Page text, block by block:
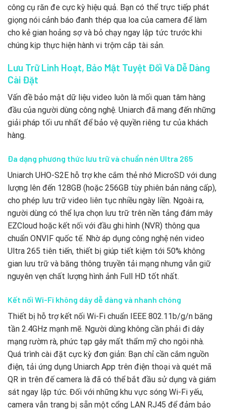
công cụ răn đe cực kỳ hiệu quả. Bạn có thể trực tiếp phát
giọng nói cảnh báo đanh thép qua loa của camera để làm
cho kẻ gian hoảng sợ và bỏ chạy ngay lập tức trước khi
chúng kịp thực hiện hành vi trộm cắp tài sản.
Lưu Trữ Linh Hoạt, Bảo Mật Tuyệt Đối Và Dễ Dàng
Cài Đặt
Vấn đề bảo mật dữ liệu video luôn là mối quan tâm hàng
đầu của người dùng công nghệ. Uniarch đã mang đến những
giải pháp tối ưu nhất để bảo vệ quyền riêng tư của khách
hàng.
Đa dạng phương thức lưu trữ và chuẩn nén Ultra 265
Uniarch UHO-S2E hỗ trợ khe cắm thẻ nhớ MicroSD với dung
lượng lên đến 128GB (hoặc 256GB tùy phiên bản nâng cấp),
cho phép lưu trữ video liên tục nhiều ngày liền. Ngoài ra,
người dùng có thể lựa chọn lưu trữ trên nền tảng đám mây
EZCloud hoặc kết nối với đầu ghi hình (NVR) thông qua
chuẩn ONVIF quốc tế. Nhờ áp dụng công nghệ nén video
Ultra 265 tiên tiến, thiết bị giúp tiết kiệm tới 50% không
gian lưu trữ và băng thông truyền tải mạng nhưng vẫn giữ
nguyên vẹn chất lượng hình ảnh Full HD tốt nhất.
Kết nối Wi-Fi không dây dễ dàng và nhanh chóng
Thiết bị hỗ trợ kết nối Wi-Fi chuẩn IEEE 802.11b/g/n băng
tần 2.4GHz mạnh mẽ. Người dùng không cần phải đi dây
mạng rườm rà, phức tạp gây mất thẩm mỹ cho ngôi nhà.
Quá trình cài đặt cực kỳ đơn giản: Bạn chỉ cần cắm nguồn
điện, tải ứng dụng Uniarch App trên điện thoại và quét mã
QR in trên đế camera là đã có thể bắt đầu sử dụng và giám
sát ngay lập tức. Đối với những khu vực sóng Wi-Fi yếu,
camera vẫn trang bị sẵn một cổng LAN RJ45 để đảm bảo